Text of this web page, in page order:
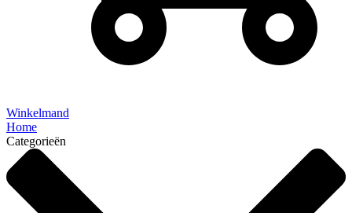
Winkelmand
Home
Categorieën